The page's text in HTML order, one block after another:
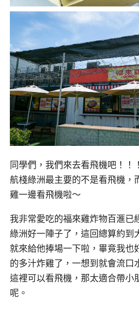
同學們，我們來去看飛機吧！！
航棧綠洲最主要的不是看飛機，
雞一邊看飛機啦～
我非常愛吃的福來雞炸物百滙已
綠洲好一陣子了，這回總算約到
就來給他捧場一下啦，畢竟我也
的多汁炸雞了，一想到就會流
這裡可以看飛機，那太適合帶小
呢。